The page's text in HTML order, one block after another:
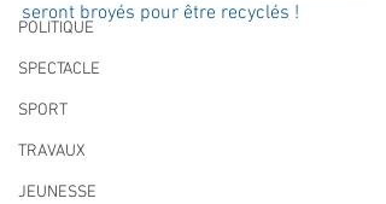
POLITIQUE
SPECTACLE
SPORT
TRAVAUX
JEUNESSE
seront broyés pour être recyclés !